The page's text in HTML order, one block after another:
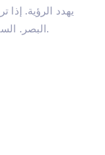
يهدد الرؤية.
البصر. السبب الأكثر شيوعًا للزرق هو ارتفاع ضغط العين.